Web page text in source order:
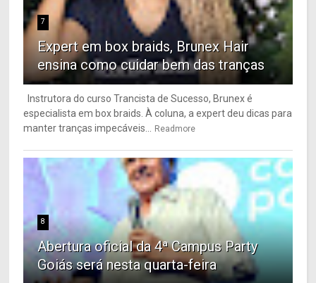
7
Expert em box braids, Brunex Hair
ensina como cuidar bem das tranças
Instrutora do curso Trancista de Sucesso, Brunex é
especialista em box braids. À coluna, a expert deu dicas para
manter tranças impecáveis... Readmore
8
Abertura oficial da 4ª Campus Party
Goiás será nesta quarta-feira